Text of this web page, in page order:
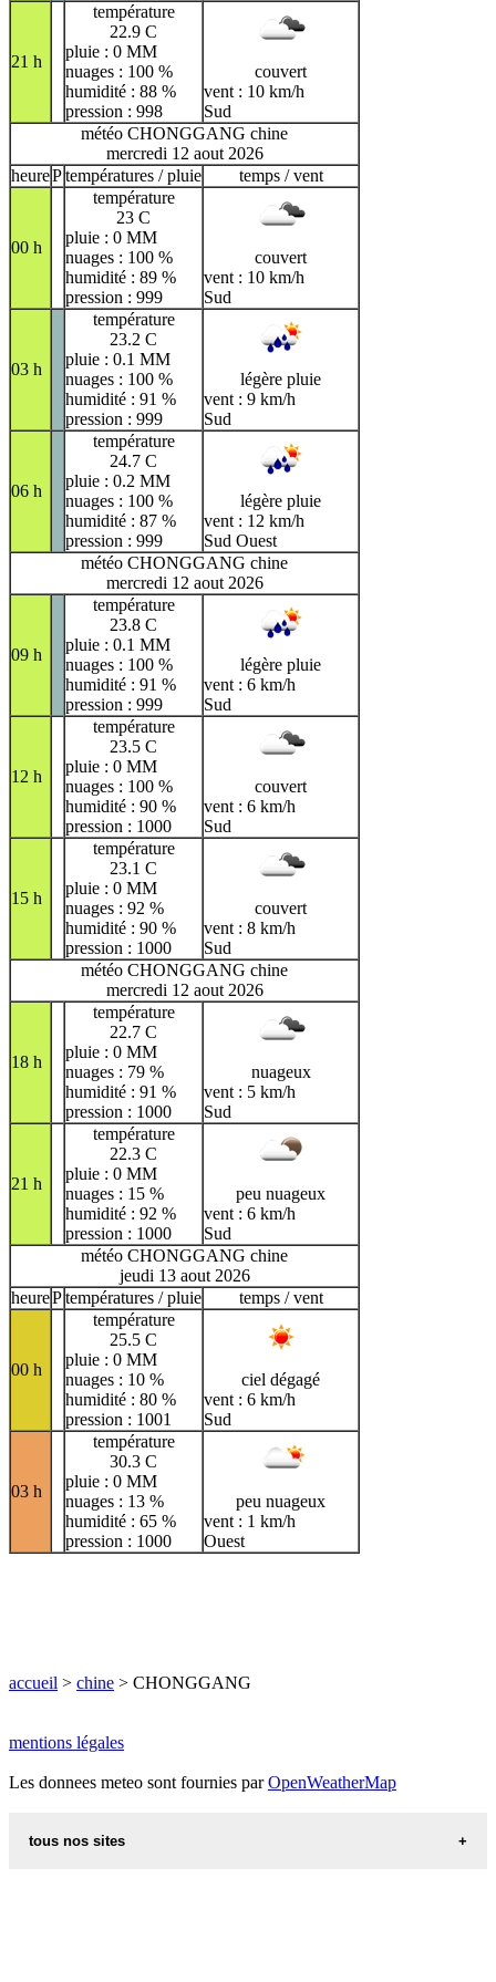
21 h
température
22.9 C
pluie : 0 MM
nuages : 100 %
humidité : 88 %
pression : 998
couvert
vent : 10 km/h
Sud
météo CHONGGANG chine
mercredi 12 aout 2026
heurePtempératures / pluie temps / vent
00 h
température
23 C
pluie : 0 MM
nuages : 100 %
humidité : 89 %
pression : 999
couvert
vent : 10 km/h
Sud
03 h
température
23.2 C
pluie : 0.1 MM
nuages : 100 %
humidité : 91 %
pression : 999
légère pluie
vent : 9 km/h
Sud
06 h
température
24.7 C
pluie : 0.2 MM
nuages : 100 %
humidité : 87 %
pression : 999
légère pluie
vent : 12 km/h
Sud Ouest
météo CHONGGANG chine
mercredi 12 aout 2026
09 h
température
23.8 C
pluie : 0.1 MM
nuages : 100 %
humidité : 91 %
pression : 999
légère pluie
vent : 6 km/h
Sud
12 h
température
23.5 C
pluie : 0 MM
nuages : 100 %
humidité : 90 %
pression : 1000
couvert
vent : 6 km/h
Sud
15 h
température
23.1 C
pluie : 0 MM
nuages : 92 %
humidité : 90 %
pression : 1000
couvert
vent : 8 km/h
Sud
météo CHONGGANG chine
mercredi 12 aout 2026
18 h
température
22.7 C
pluie : 0 MM
nuages : 79 %
humidité : 91 %
pression : 1000
nuageux
vent : 5 km/h
Sud
21 h
température
22.3 C
pluie : 0 MM
nuages : 15 %
humidité : 92 %
pression : 1000
peu nuageux
vent : 6 km/h
Sud
météo CHONGGANG chine
jeudi 13 aout 2026
heurePtempératures / pluie temps / vent
00 h
température
25.5 C
pluie : 0 MM
nuages : 10 %
humidité : 80 %
pression : 1001
ciel dégagé
vent : 6 km/h
Sud
03 h
température
30.3 C
pluie : 0 MM
nuages : 13 %
humidité : 65 %
pression : 1000
peu nuageux
vent : 1 km/h
Ouest
accueil > chine > CHONGGANG
mentions légales
Les donnees meteo sont fournies parOpenWeatherMap
tous nos sites